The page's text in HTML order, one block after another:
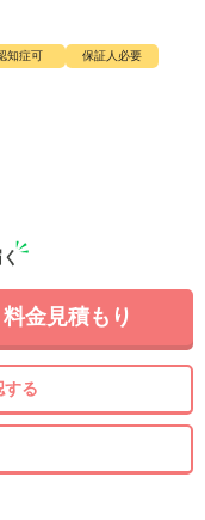
知症可
保証人必要
料金見積もり
する